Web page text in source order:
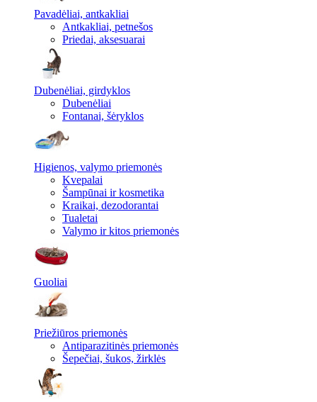
Pavadėliai, antkakliai
Antkakliai, petnešos
Priedai, aksesuarai
Dubenėliai, girdyklos
Dubenėliai
Fontanai, šėryklos
Higienos, valymo priemonės
Kvepalai
Šampūnai ir kosmetika
Kraikai, dezodorantai
Tualetai
Valymo ir kitos priemonės
Guoliai
Priežiūros priemonės
Antiparazitinės priemonės
Šepečiai, šukos, žirklės